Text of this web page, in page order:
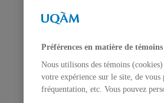
Préférences en matière de témoins
Nous utilisons des témoins
votre expérience sur le site, de vous
fréquentation, etc. Vous pouvez